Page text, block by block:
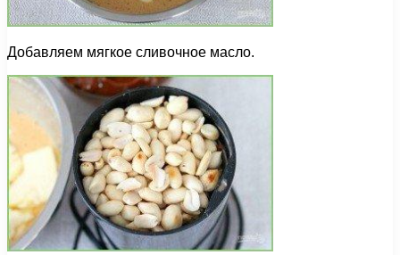
Добавляем мягкое сливочное масло.